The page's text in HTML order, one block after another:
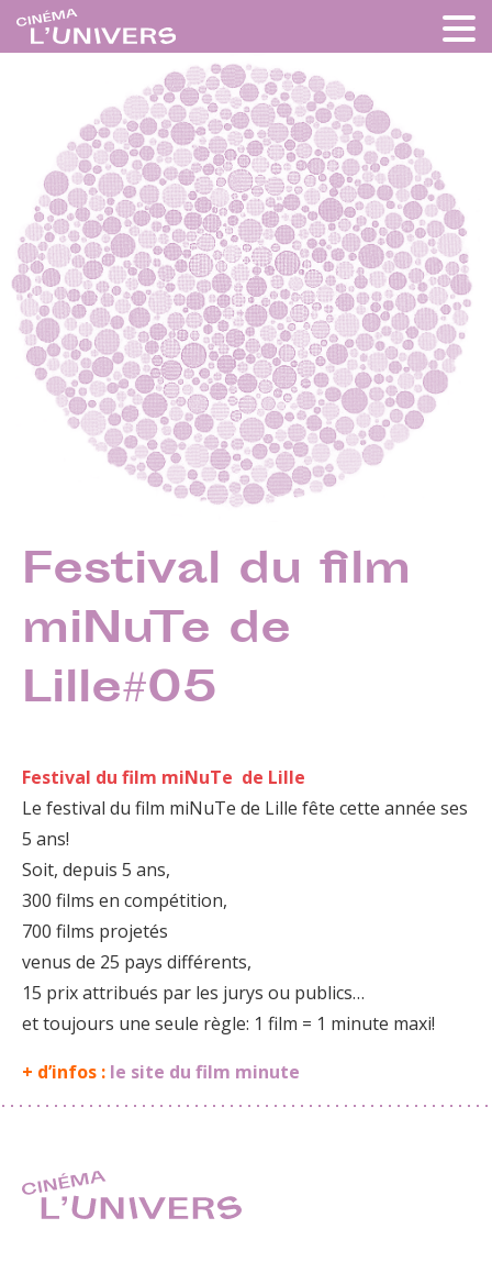
Festival du film
miNuTe de
Lille#05
Festival du film miNuTe de Lille
Le festival du film miNuTe de Lille fête cette année ses
5 ans!
Soit, depuis 5 ans,
300 films en compétition,
700 films projetés
venus de 25 pays différents,
15 prix attribués par les jurys ou publics…
et toujours une seule règle: 1 film = 1 minute maxi!
+ d’infos : le site du film minute